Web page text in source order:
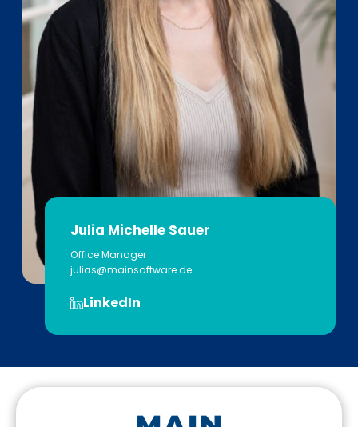
Julia Michelle Sauer
Office Manager
julias@mainsoftware.de
LinkedIn